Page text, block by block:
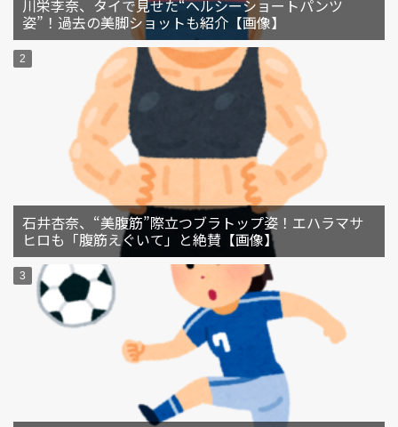
川栄李奈、タイで見せた“ヘルシーショートパンツ
姿”！過去の美脚ショットも紹介【画像】
石井杏奈、“美腹筋”際立つブラトップ姿！エハラマサ
ヒロも「腹筋えぐいて」と絶賛【画像】